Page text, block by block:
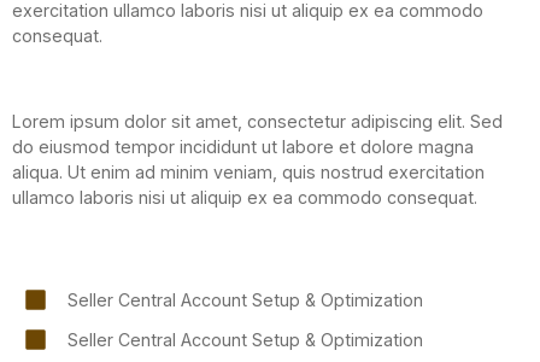
exercitation ullamco laboris nisi ut aliquip ex ea commodo
consequat.
Lorem ipsum dolor sit amet, consectetur adipiscing elit. Sed
do eiusmod tempor incididunt ut labore et dolore magna
aliqua. Ut enim ad minim veniam, quis nostrud exercitation
ullamco laboris nisi ut aliquip ex ea commodo consequat.
Seller Central Account Setup & Optimization
Seller Central Account Setup & Optimization